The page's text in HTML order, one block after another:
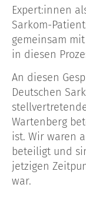
Expert:innen
Sarkom-
gemeinsam
in diesen
An diesen
Deutschen
Wartenberg
ist. Wir waren
beteiligt und
jetzigen
war.